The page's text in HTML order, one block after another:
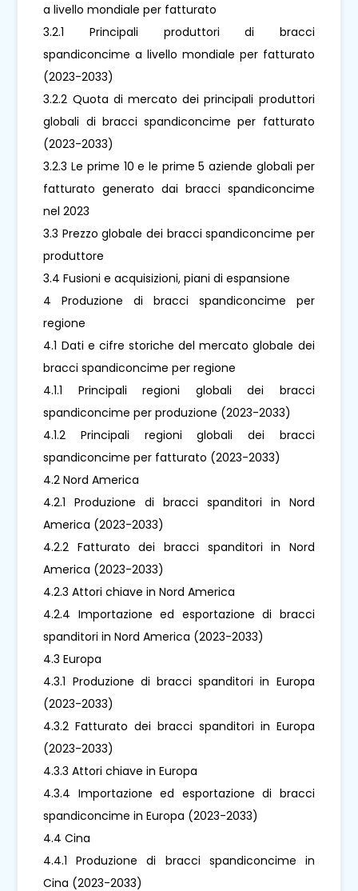
a livello mondiale per fatturato
3.2.1 Principali produttori di bracci
spandiconcime a livello mondiale per fatturato
(2023-2033)
3.2.2 Quota di mercato dei principali produttori
globali di bracci spandiconcime per fatturato
(2023-2033)
3.2.3 Le prime 10 e le prime 5 aziende globali per
fatturato generato dai bracci spandiconcime
nel 2023
3.3 Prezzo globale dei bracci spandiconcime per
produttore
3.4 Fusioni e acquisizioni, piani di espansione
4 Produzione di bracci spandiconcime per
regione
4.1 Dati e cifre storiche del mercato globale dei
bracci spandiconcime per regione
4.1.1 Principali regioni globali dei bracci
spandiconcime per produzione (2023-2033)
4.1.2 Principali regioni globali dei bracci
spandiconcime per fatturato (2023-2033)
4.2 Nord America
4.2.1 Produzione di bracci spanditori in Nord
America (2023-2033)
4.2.2 Fatturato dei bracci spanditori in Nord
America (2023-2033)
4.2.3 Attori chiave in Nord America
4.2.4 Importazione ed esportazione di bracci
spanditori in Nord America (2023-2033)
4.3 Europa
4.3.1 Produzione di bracci spanditori in Europa
(2023-2033)
4.3.2 Fatturato dei bracci spanditori in Europa
(2023-2033)
4.3.3 Attori chiave in Europa
4.3.4 Importazione ed esportazione di bracci
spandiconcime in Europa (2023-2033)
4.4 Cina
4.4.1 Produzione di bracci spandiconcime in
Cina (2023-2033)